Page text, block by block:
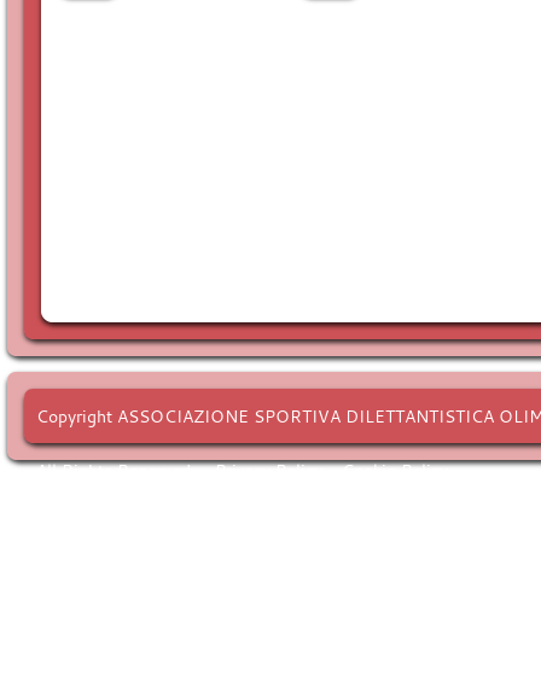
Copyright ASSOCIAZIONE SPORTIVA DILETTANTISTICA
All Rights Reserved. -Privacy Policy-Cookie Policy